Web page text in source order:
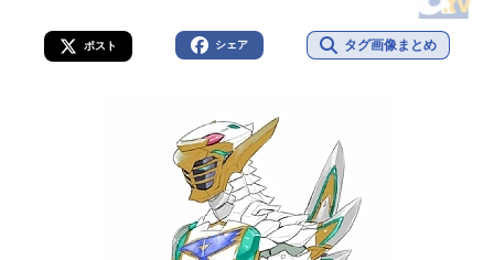
ポスト シェア タグ画像まとめ